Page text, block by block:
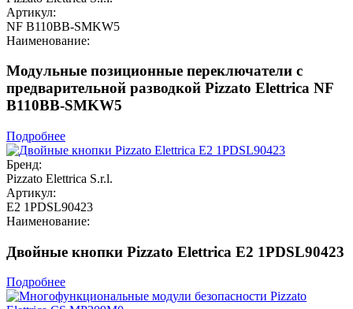
Артикул:
NF B110BB-SMKW5
Наименование:
Модульные позиционные переключатели с
предварительной разводкой Pizzato Elettrica NF
B110BB-SMKW5
Подробнее
Бренд:
Pizzato Elettrica S.r.l.
Артикул:
E2 1PDSL90423
Наименование:
Двойные кнопки Pizzato Elettrica E2 1PDSL90423
Подробнее